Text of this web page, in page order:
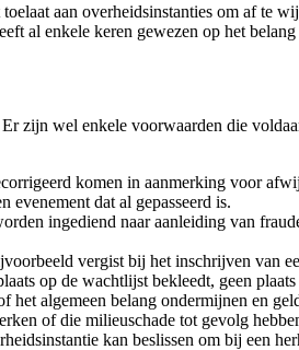
aan overheidsinstanties om af te
al enkele keren gewezen op het
zijn wel enkele voorwaarden die
komen in aanmerking voor
evenement dat al gepasseerd is.
ingediend naar aanleiding van
vergist bij het inschrijven van
op de wachtlijst bekleedt, geen
het algemeen belang ondermijnen en
of die milieuschade tot gevolg
kan beslissen om bij een